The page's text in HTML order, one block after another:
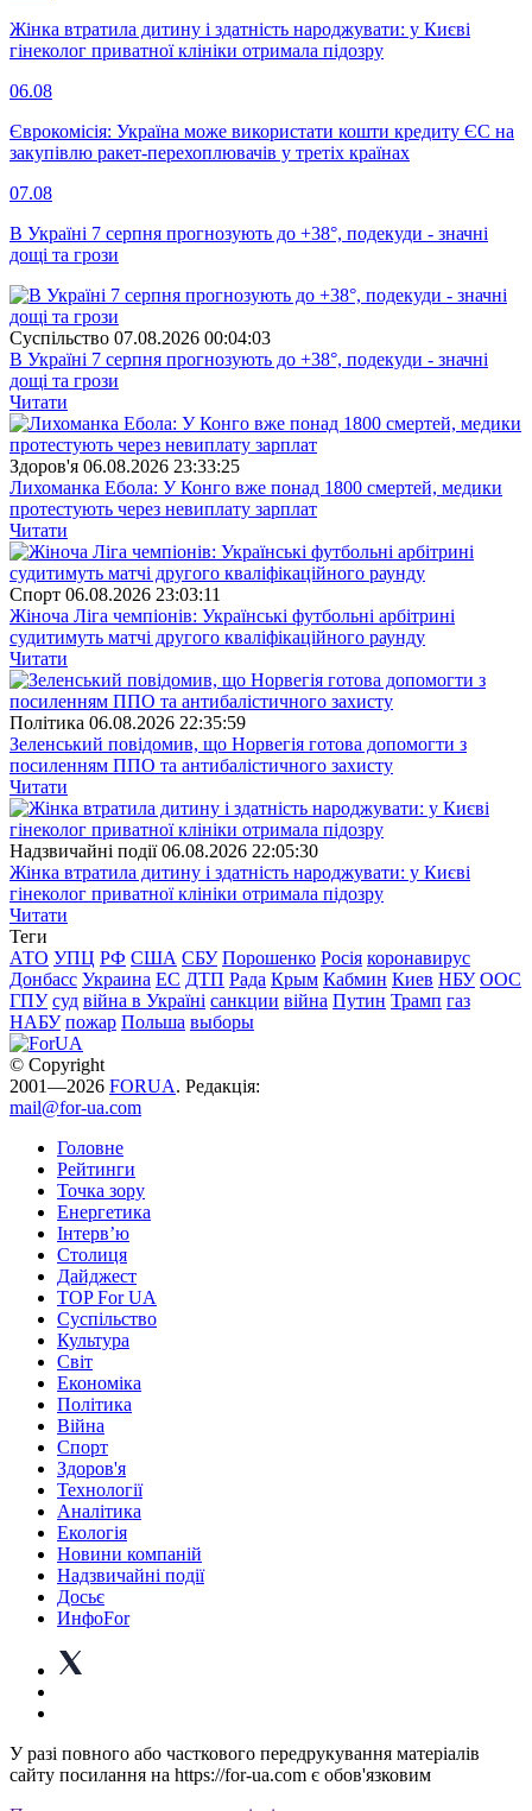
Жінка втратила дитину і здатність народжувати: у Києві
гінеколог приватної клініки отримала підозру
06.08
Єврокомісія: Україна може використати кошти кредиту ЄС на
закупівлю ракет-перехоплювачів у третіх країнах
07.08
В Україні 7 серпня прогнозують до +38°, подекуди - значні
дощі та грози
Суспiльство 07.08.2026 00:04:03
В Україні 7 серпня прогнозують до +38°, подекуди - значні
дощі та грози
Читати
Здоров'я 06.08.2026 23:33:25
Лихоманка Ебола: У Конго вже понад 1800 смертей, медики
протестують через невиплату зарплат
Читати
Спорт 06.08.2026 23:03:11
Жіноча Ліга чемпіонів: Українські футбольні арбітрині
судитимуть матчі другого кваліфікаційного раунду
Читати
Полiтика 06.08.2026 22:35:59
Зеленський повідомив, що Норвегія готова допомогти з
посиленням ППО та антибалістичного захисту
Читати
Надзвичайні події 06.08.2026 22:05:30
Жінка втратила дитину і здатність народжувати: у Києві
гінеколог приватної клініки отримала підозру
Читати
Теги
АТО УПЦ РФ США СБУ Порошенко Росія коронавирус
Донбасс Украина ЕС ДТП Рада Крым Кабмин Киев НБУ ООС
ГПУ суд війна в Україні санкции війна Путин Трамп газ
НАБУ пожар Польша выборы
© Copyright
2001—2026 FORUA. Редакція:
mail@for-ua.com
Головне
Рейтинги
Точка зору
Енергетика
Інтерв’ю
Столиця
Дайджест
TOP For UA
Суспiльство
Культура
Світ
Економіка
Політика
Війна
Спорт
Здоров'я
Технології
Аналітика
Екологія
Новини компаній
Надзвичайні події
Досьє
ИнфоFor
У разі повного або часткового передрукування матеріалів
сайту посилання на https://for-ua.com є обов'язковим